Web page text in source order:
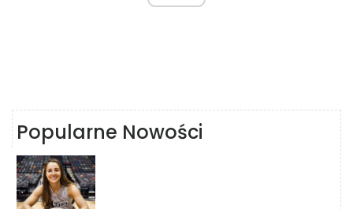
Popularne Nowości